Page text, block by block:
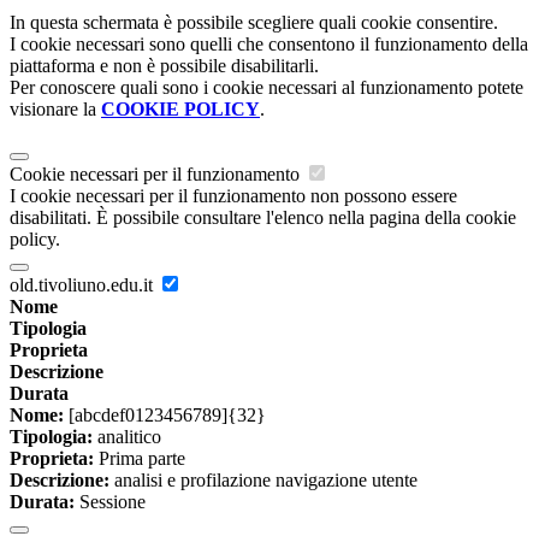
In questa schermata è possibile scegliere quali cookie consentire.
I cookie necessari sono quelli che consentono il funzionamento della
piattaforma e non è possibile disabilitarli.
Per conoscere quali sono i cookie necessari al funzionamento potete
visionare la COOKIE POLICY.
Cookie necessari per il funzionamento
I cookie necessari per il funzionamento non possono essere
disabilitati. È possibile consultare l'elenco nella pagina della cookie
policy.
old.tivoliuno.edu.it
Nome
Tipologia
Proprieta
Descrizione
Durata
Nome: [abcdef0123456789]{32}
Tipologia: analitico
Proprieta: Prima parte
Descrizione: analisi e profilazione navigazione utente
Durata: Sessione